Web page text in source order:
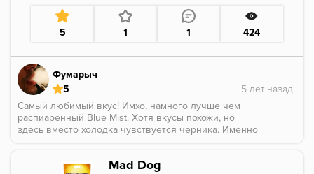
5 1 1 424
Фумарыч
5
Самый любимый вкус! Имхо, намного лучше чем
распиаренный Blue Mist. Хотя вкусы похожи, но
здесь вместо холодка чувствуется черника. Именно
Mad Dog